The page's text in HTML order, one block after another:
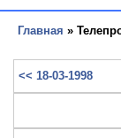
Главная »
<< 18-03-1998